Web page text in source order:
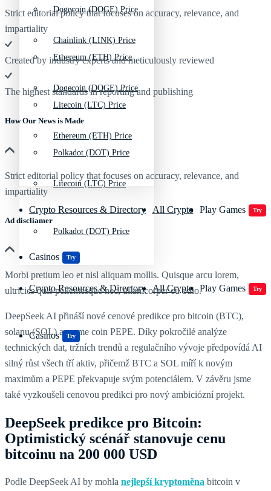
Dogecoin (DOGE) Price
Ethereum (ETH) Price
Litecoin (LTC) Price
Polkadot (DOT) Price
Crypto Resources & Directory All Crypto Play Games Try
Casinos Try
Chainlink (LINK) Price
Dogecoin (DOGE) Price
Ethereum (ETH) Price
Litecoin (LTC) Price
Polkadot (DOT) Price
Crypto Resources & Directory All Crypto Play Games Try
Casinos Try
Strict editorial policy that focuses on accuracy, relevance, and
impartiality
Created by industry experts and meticulously reviewed
The highest standards in reporting and publishing
How Our News is Made
Strict editorial policy that focuses on accuracy, relevance, and
impartiality
Ad discliamer
Morbi pretium leo et nisl aliquam mollis. Quisque arcu lorem,
ultricies quis pellentesque nec, ullamcorper eu odio.
DeepSeek AI přináší nové cenové predikce pro bitcoin (BTC),
solanu (SOL) a meme coin PEPE. Díky pokročilé analýze
technických dat, tržních trendů a regulačního vývoje předpovídá AI
silný růst všech tří aktiv, přičemž BTC a SOL míří k novým
maximům a PEPE překvapuje svým potenciálem. V závěru jsme
také vyzkoušeli cenovou predikci pro nový ambiciózní projekt.
DeepSeek predikce pro Bitcoin:
Optimistický scénář stanovuje cenu
bitcoinu na 200 000 USD
Podle DeepSeek AI by mohla nejlepší kryptoměna bitcoin v